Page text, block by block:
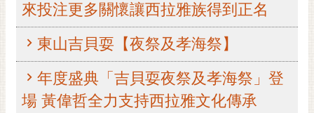
市政資訊
市民互動
偉
來投注更多關懷讓西拉雅族得到正名
東山吉貝耍【夜祭及孝海祭】
年度盛典「吉貝耍夜祭及孝海祭」登
場 黃偉哲全力支持西拉雅文化傳承